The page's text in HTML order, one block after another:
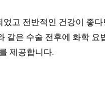
고 전반적인 건강이 좋
같은 수술 전후에 화학
제공합니다.